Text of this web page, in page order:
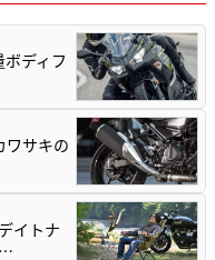
ディフ
ワサキの
イトナ